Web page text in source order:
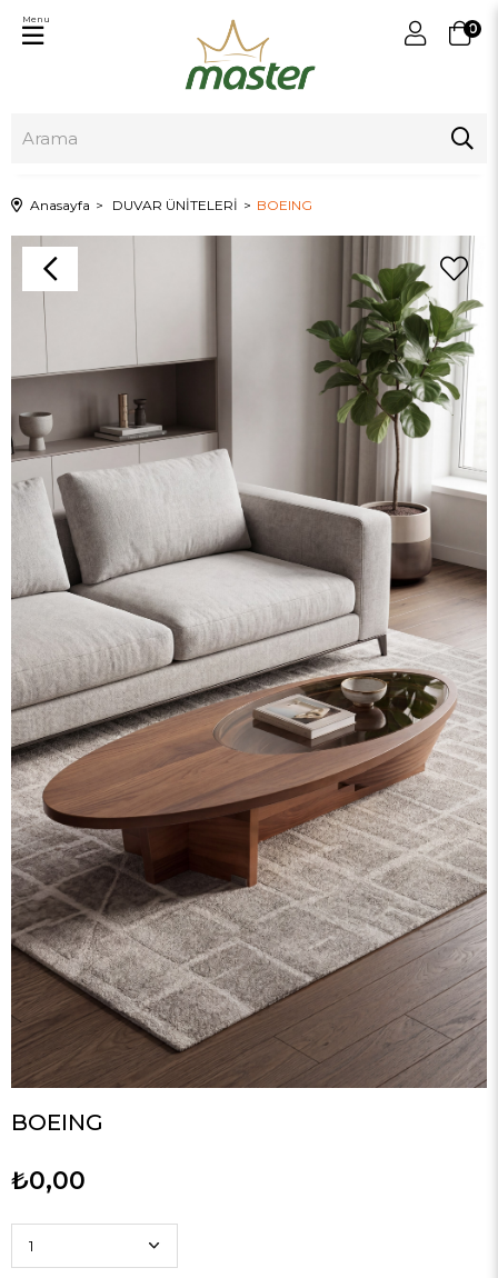
0
Menu
Anasayfa DUVAR ÜNİTELERİ BOEING
BOEING
₺0,00